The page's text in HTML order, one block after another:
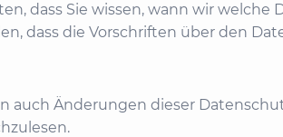
dass Sie wissen, wann wir welche
dass die Vorschriften über den
Änderungen dieser